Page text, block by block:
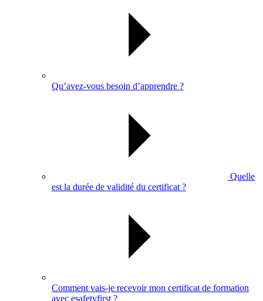
Qu’avez-vous besoin d’apprendre ?
Quelle
est la durée de validité du certificat ?
Comment vais-je recevoir mon certificat de formation
avec esafetyfirst ?